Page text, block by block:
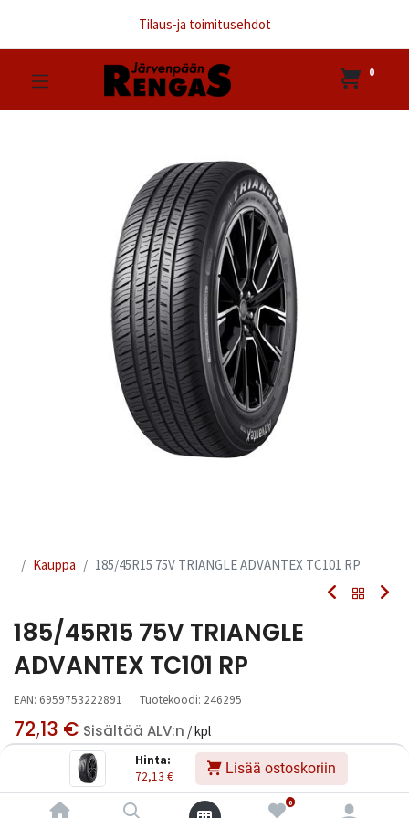
Hinta:
72,13 € Lisää ostoskoriin
0
Tilaus-ja toimitusehdot
0
Kauppa 185/45R15 75V TRIANGLE ADVANTEX TC101 RP
185/45R15 75V TRIANGLE
ADVANTEX TC101 RP
EAN: 6959753222891 Tuotekoodi: 246295
72,13 € Sisältää ALV:n / kpl
Toimittajilla (kotimaa):
Saatavilla
Toimitusaika:
3 arkipäivää